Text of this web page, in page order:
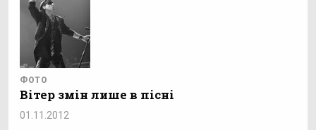
ФОТО
Вітер змін лише в пісні
01.11.2012